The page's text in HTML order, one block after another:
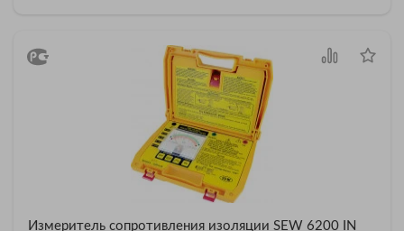
Измеритель сопротивления изоляции SEW 6200 IN